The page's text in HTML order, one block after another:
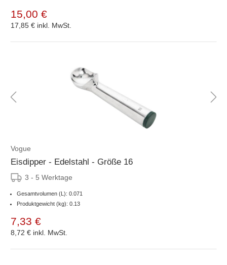
15,00 €
17,85 € inkl. MwSt.
Vogue
Eisdipper - Edelstahl - Größe 16
3 - 5 Werktage
Gesamtvolumen (L): 0.071
Produktgewicht (kg): 0.13
7,33 €
8,72 € inkl. MwSt.